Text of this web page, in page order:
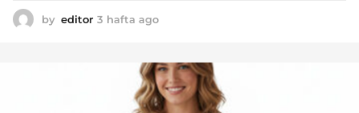
by editor 3 hafta ago
a
g
o